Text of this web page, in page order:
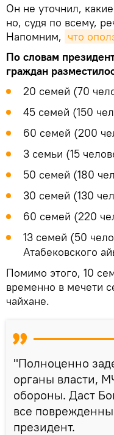
Он не уточнил,
но, судя по всему,
Напомним, что
По словам
граждан
20 семей (70
45 семей (150
60 семей (200
3 семьи (15
50 семей (180
30 семей (130
60 семей (220
13 семей (50
Атабековского
Помимо этого, 10
временно в мечети
чайхане.
"Полноценно
органы власти,
обороны. Даст
все
президент.